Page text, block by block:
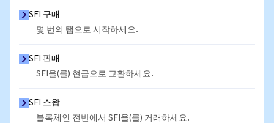
SFI 구매
몇 번의 탭으로 시작하세요.
SFI 판매
SFI을(를) 현금으로 교환하세요.
SFI 스왑
블록체인 전반에서 SFI을(를) 거래하세요.